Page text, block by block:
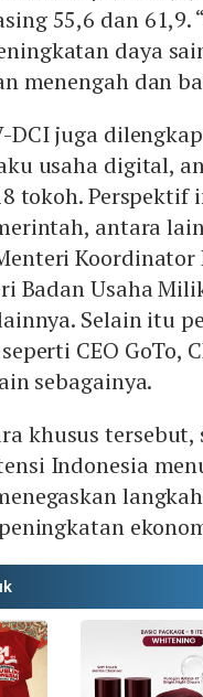
55,6 dan
daya
menengah dan
DCI juga
usaha digital,
tokoh. Perspektif
antara
Badan Usaha
Selain itu
CEO GoTo,
sebagainya.
khusus
Indonesia